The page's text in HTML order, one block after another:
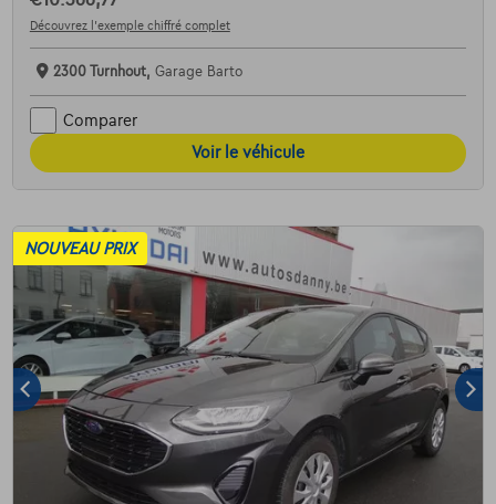
Découvrez l’exemple chiffré complet
2300 Turnhout, Garage Barto
Comparer
Voir le véhicule
NOUVEAU PRIX